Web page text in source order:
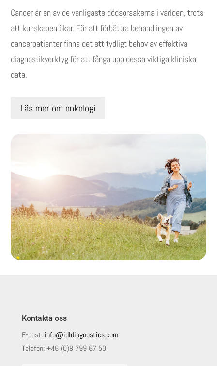
Cancer är en av de vanligaste dödsorsakerna i världen, trots
att kunskapen ökar. För att förbättra behandlingen av
cancerpatienter finns det ett tydligt behov av effektiva
diagnostikverktyg för att fånga upp dessa viktiga kliniska
data.
Läs mer om onkologi
Kontakta oss
E-post: info@idldiagnostics.com
Telefon:+46 (0)8 799 67 50